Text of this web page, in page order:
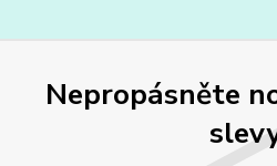
Nepropásněte